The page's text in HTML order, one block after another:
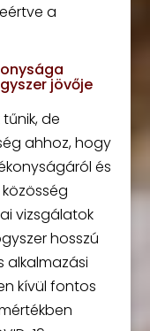
a
jövője
de
ahhoz, hogy
és
vizsgálatok
hosszú
alkalmazási
kívül fontos